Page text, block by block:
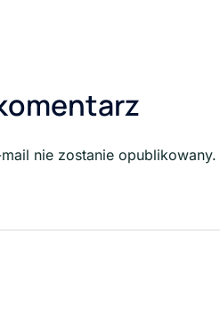
nie zostanie opublikowany.